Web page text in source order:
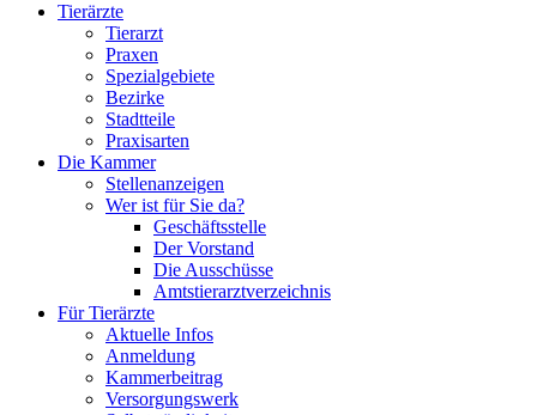
Tierärzte
Tierarzt
Praxen
Spezialgebiete
Bezirke
Stadtteile
Praxisarten
Die Kammer
Stellenanzeigen
Wer ist für Sie da?
Geschäftsstelle
Der Vorstand
Die Ausschüsse
Amtstierarztverzeichnis
Für Tierärzte
Aktuelle Infos
Anmeldung
Kammerbeitrag
Versorgungswerk